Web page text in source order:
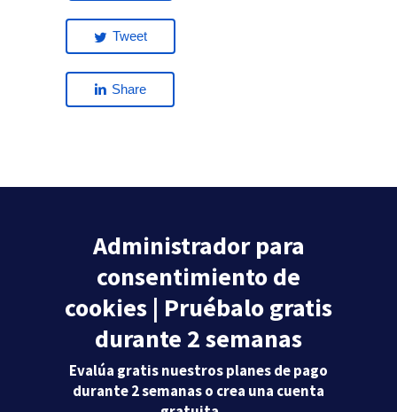
Tweet
Share
Administrador para
consentimiento de
cookies | Pruébalo gratis
durante 2 semanas
Evalúa gratis nuestros planes de pago
durante 2 semanas o crea una cuenta